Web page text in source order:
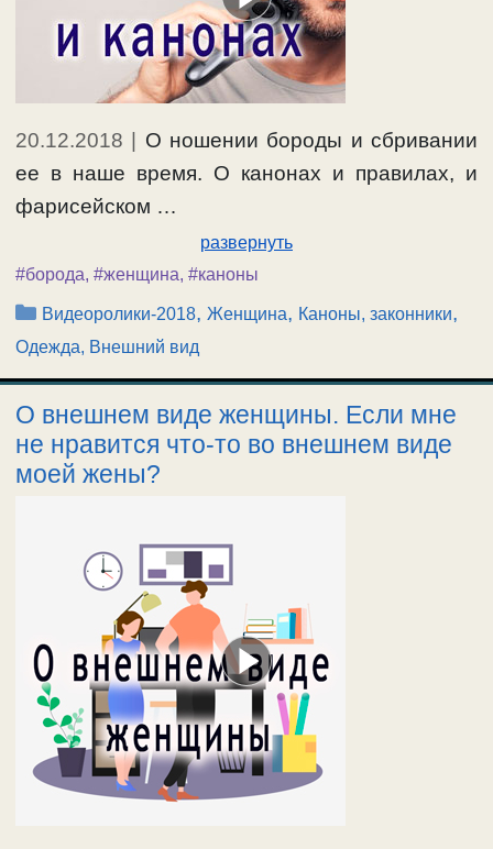
20.12.2018
О ношении бороды и сбривании
ее в наше время. О канонах и правилах, и
фарисейском …
развернуть
#борода, #женщина, #каноны
Рубрики
Видеоролики-2018,Женщина, Каноны, законники,
Одежда, Внешний вид
О внешнем виде женщины. Если мне
не нравится что-то во внешнем виде
моей жены?